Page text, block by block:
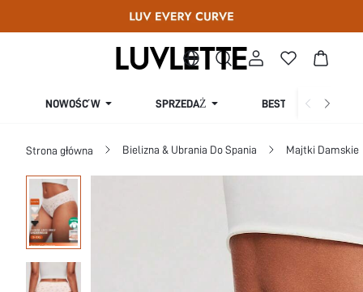
NOWOŚĆ W SPRZEDAŻ BESTSELLERY
Strona główna Bielizna & Ubrania Do Spania Majtki Damskie